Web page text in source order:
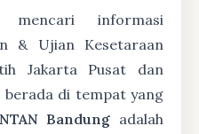
informasi
& Ujian Kesetaraan
Jakarta Pusat dan
berada di tempat yang
Bandung adalah